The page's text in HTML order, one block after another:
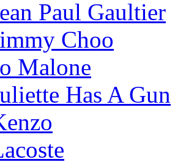
Paul Gaultier
Choo
Malone
Has A Gun